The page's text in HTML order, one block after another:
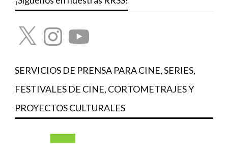
X InstagramYouTube
SERVICIOS DE PRENSA PARA CINE, SERIES,
FESTIVALES DE CINE, CORTOMETRAJES Y
PROYECTOS CULTURALES